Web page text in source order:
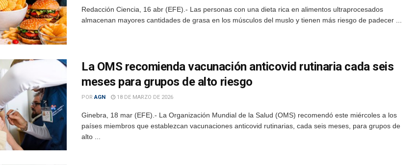
Redacción Ciencia, 16 abr (EFE).- Las personas con una dieta rica en alimentos ultraprocesados
almacenan mayores cantidades de grasa en los músculos del muslo y tienen más riesgo de padecer ...
La OMS recomienda vacunación anticovid rutinaria cada seis
meses para grupos de alto riesgo
POR AGN 18 DE MARZO DE 2026
Ginebra, 18 mar (EFE).- La Organización Mundial de la Salud (OMS) recomendó este miércoles a los
países miembros que establezcan vacunaciones anticovid rutinarias, cada seis meses, para grupos de
alto ...